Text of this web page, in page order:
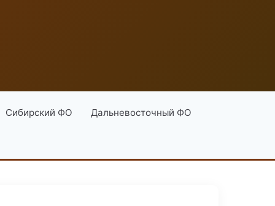
Сибирский ФО Дальневосточный ФО